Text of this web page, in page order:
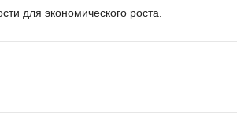
для экономического роста.